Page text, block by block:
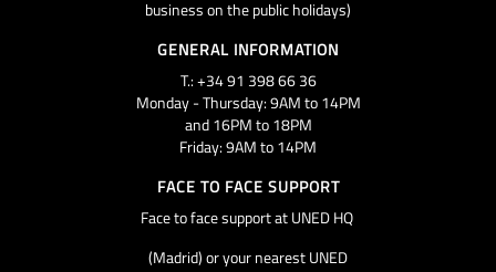
business on the public holidays)
GENERAL INFORMATION
T.: +34 91 398 66 36
Monday - Thursday: 9AM to 14PM
and 16PM to 18PM
Friday: 9AM to 14PM
FACE TO FACE SUPPORT
Face to face support at UNED HQ
(Madrid) or your nearest UNED